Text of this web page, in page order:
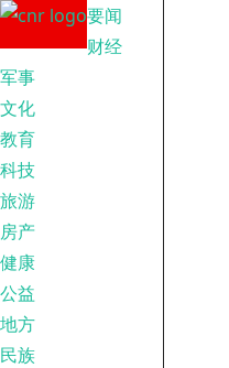
要闻
财经
军事
文化
教育
科技
旅游
房产
健康
公益
地方
民族